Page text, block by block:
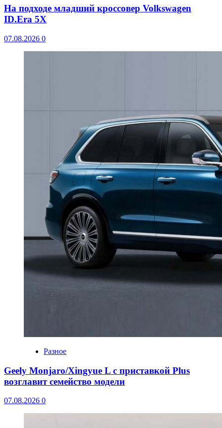
На подходе младший кроссовер Volkswagen
ID.Era 5X
07.08.2026 0
Разное
Geely Monjaro/Xingyue L с приставкой Plus
возглавит семейство модели
07.08.2026 0